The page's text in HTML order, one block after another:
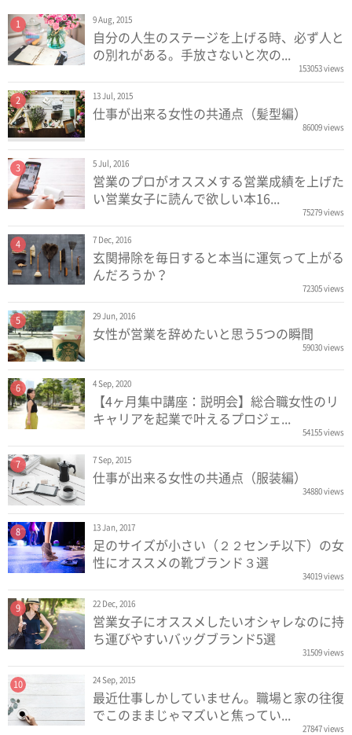
9 Aug, 2015
自分の人生のステージを上げる時、必ず人と
の別れがある。手放さないと次の...
153053 views
1
13 Jul, 2015
仕事が出来る女性の共通点（髪型編）
86009 views
2
5 Jul, 2016
営業のプロがオススメする営業成績を上げた
い営業女子に読んで欲しい本16...
75279 views
3
7 Dec, 2016
玄関掃除を毎日すると本当に運気って上がる
んだろうか？
72305 views
4
29 Jun, 2016
女性が営業を辞めたいと思う5つの瞬間
59030 views
5
4 Sep, 2020
【4ヶ月集中講座：説明会】総合職女性のリ
キャリアを起業で叶えるプロジェ...
54155 views
6
7 Sep, 2015
仕事が出来る女性の共通点（服装編）
34880 views
7
13 Jan, 2017
足のサイズが小さい（２２センチ以下）の女
性にオススメの靴ブランド３選
34019 views
8
22 Dec, 2016
営業女子にオススメしたいオシャレなのに持
ち運びやすいバッグブランド5選
31509 views
9
24 Sep, 2015
最近仕事しかしていません。職場と家の往復
でこのままじゃマズいと焦ってい...
27847 views
10